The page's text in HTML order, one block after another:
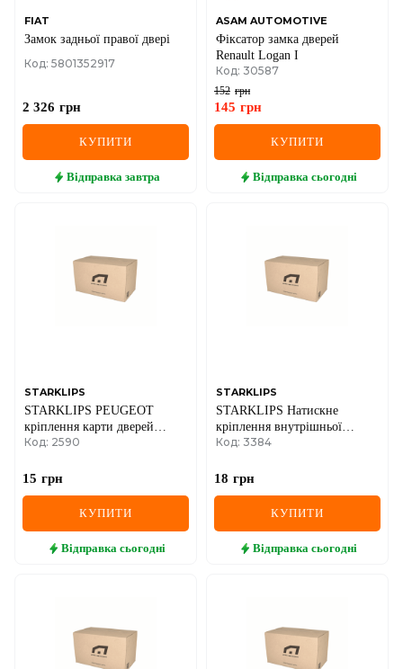
FIAT
Замок задньої правої двері
Код: 5801352917
2 326 грн
КУПИТИ
Відправка завтра
ASAM AUTOMOTIVE
Фіксатор замка дверей
Renault Logan I
Код: 30587
152 грн
145 грн
КУПИТИ
Відправка сьогодні
STARKLIPS
STARKLIPS PEUGEOT
кріплення карти дверей
PEUGEOT 405, 406
Код: 2590
15 грн
КУПИТИ
Відправка сьогодні
STARKLIPS
STARKLIPS Натискне
кріплення внутрішньої
обробки дверей RENAULT,
Код: 3384
18 грн
КУПИТИ
Відправка сьогодні